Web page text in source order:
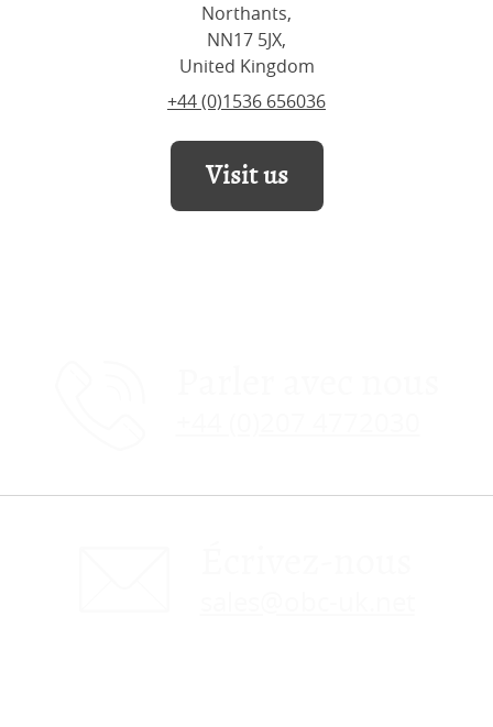
Northants,
NN17 5JX,
United Kingdom
+44 (0)1536 656036
Visit us